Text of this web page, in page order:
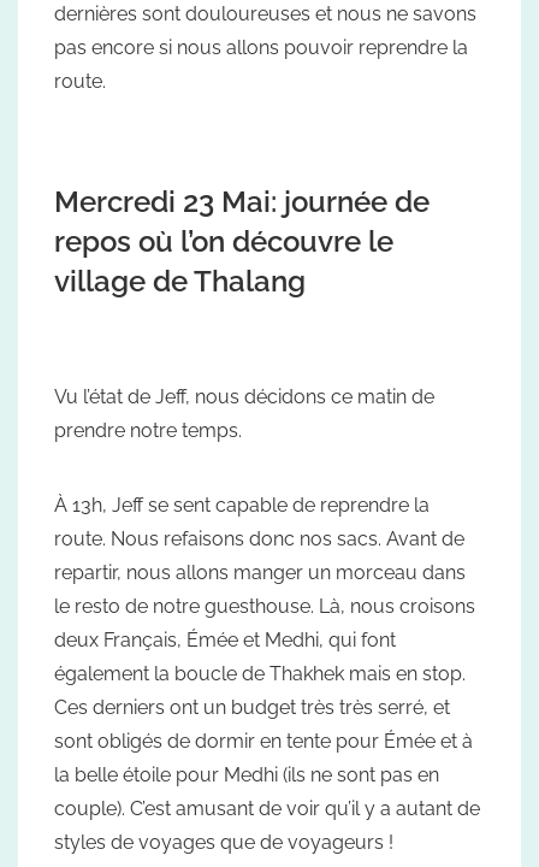
dernières sont douloureuses et nous ne savons
pas encore si nous allons pouvoir reprendre la
route.
Mercredi 23 Mai: journée de
repos où l’on découvre le
village de Thalang
Vu l’état de Jeff, nous décidons ce matin de
prendre notre temps.
À 13h, Jeff se sent capable de reprendre la
route. Nous refaisons donc nos sacs. Avant de
repartir, nous allons manger un morceau dans
le resto de notre guesthouse. Là, nous croisons
deux Français, Émée et Medhi, qui font
également la boucle de Thakhek mais en stop.
Ces derniers ont un budget très très serré, et
sont obligés de dormir en tente pour Émée et à
la belle étoile pour Medhi (ils ne sont pas en
couple). C’est amusant de voir qu’il y a autant de
styles de voyages que de voyageurs !